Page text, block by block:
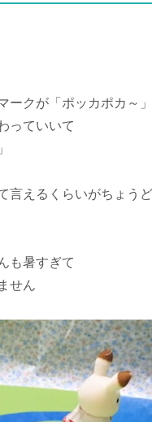
ークが「ポッカポカ～
っていいて
言えるくらいがちょう
も暑すぎて
せん